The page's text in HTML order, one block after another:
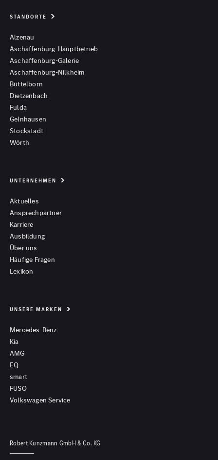
STANDORTE
Alzenau
Aschaffenburg-Hauptbetrieb
Aschaffenburg-Galerie
Aschaffenburg-Nilkheim
Büttelborn
Dietzenbach
Fulda
Gelnhausen
Stockstadt
Wörth
UNTERNEHMEN
Aktuelles
Ansprechpartner
Karriere
Ausbildung
Über uns
Häufige Fragen
Lexikon
UNSERE MARKEN
Mercedes-Benz
Kia
AMG
EQ
smart
FUSO
Volkswagen Service
Robert Kunzmann GmbH & Co. KG